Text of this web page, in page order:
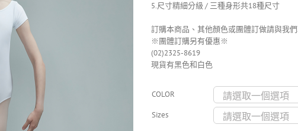
5.尺寸精細分級 / 三種身形共18種尺寸
訂購本商品、其他顏色或團體訂做請與我
※團體訂購另有優惠※
(02)2325-8619
現貨有黑色和白色
COLOR
Sizes